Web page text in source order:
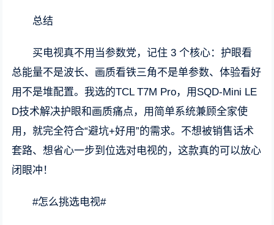
总结
买电视真不用当参数党，记住 3 个核心：护眼看
总能量不是波长、画质看铁三角不是单参数、体验看好
用不是堆配置。我选的TCL T7M Pro，用SQD-Mini LE
D技术解决护眼和画质痛点，用简单系统兼顾全家使
用，就完全符合“避坑+好用”的需求。不想被销售话术
套路、想省心一步到位选对电视的，这款真的可以放心
闭眼冲！
#怎么挑选电视#